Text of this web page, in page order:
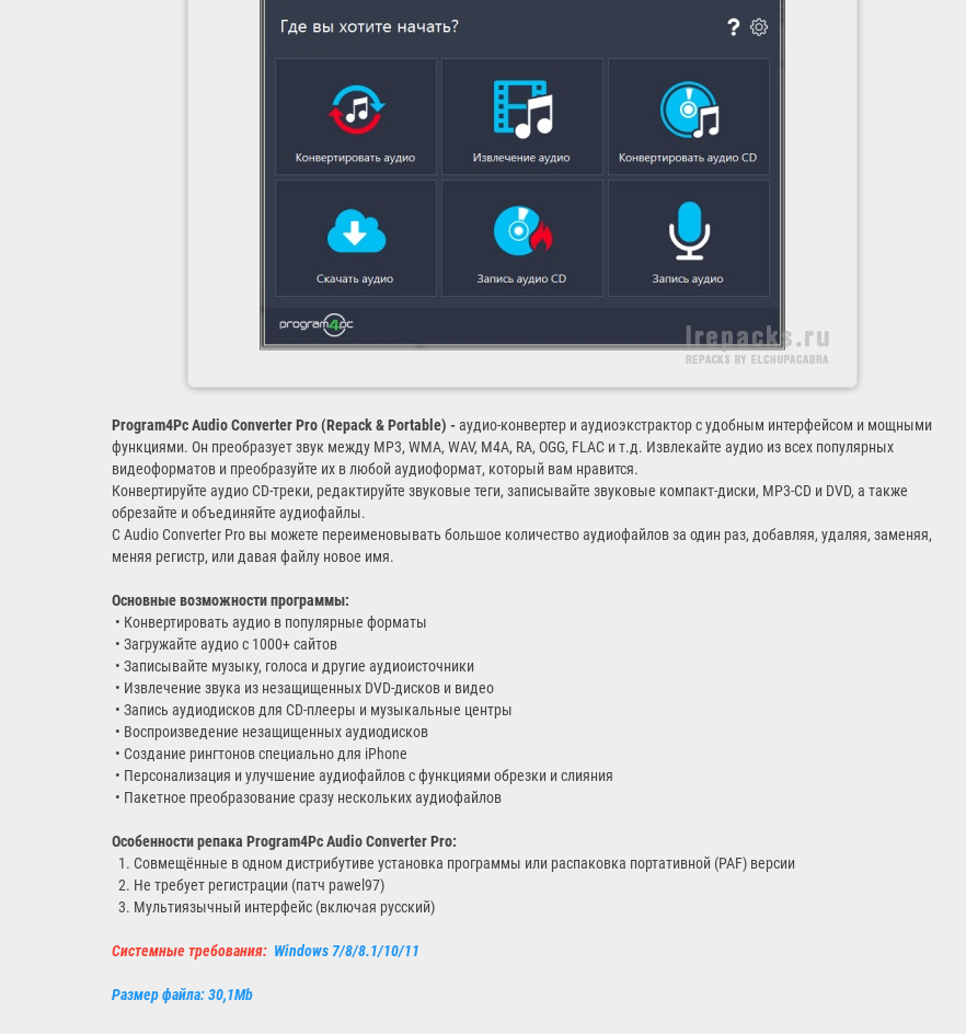
Program4Pc Audio Converter Pro (Repack & Portable) -аудио-конвертер и аудиоэкстрактор с удобным интерфейсом и мощными
функциями. Он преобразует звук между MP3, WMA, WAV, M4A, RA, OGG, FLAC и т.д. Извлекайте аудио из всех популярных
видеоформатов и преобразуйте их в любой аудиоформат, который вам нравится.
Конвертируйте аудио CD-треки, редактируйте звуковые теги, записывайте звуковые компакт-диски, MP3-CD и DVD, а также
обрезайте и объединяйте аудиофайлы.
С Audio Converter Pro вы можете переименовывать большое количество аудиофайлов за один раз, добавляя, удаляя, заменяя,
меняя регистр, или давая файлу новое имя.
Основные возможности программы:
• Конвертировать аудио в популярные форматы
• Загружайте аудио с 1000+ сайтов
• Записывайте музыку, голоса и другие аудиоисточники
• Извлечение звука из незащищенных DVD-дисков и видео
• Запись аудиодисков для CD-плееры и музыкальные центры
• Воспроизведение незащищенных аудиодисков
• Создание рингтонов специально для iPhone
• Персонализация и улучшение аудиофайлов с функциями обрезки и слияния
• Пакетное преобразование сразу нескольких аудиофайлов
Особенности репака Program4Pc Audio Converter Pro:
1. Совмещённые в одном дистрибутиве установка программы или распаковка портативной (PAF) версии
2. Не требует регистрации (патч pawel97)
3. Мультиязычный интерфейс (включая русский)
Системные требования: Windows 7/8/8.1/10/11
Размер файла: 30,1Mb